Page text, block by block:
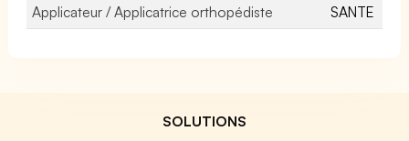
Applicateur / Applicatrice orthopédiste SANTE
SOLUTIONS